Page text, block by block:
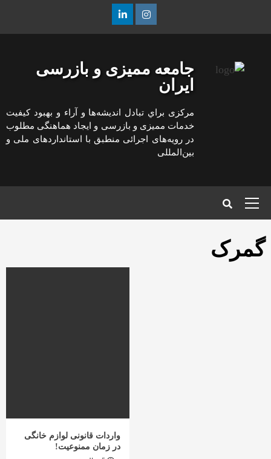
Instagram
Linkedin
جامعه ممیزی و بازرسی
ایران
مركزی براي تبادل انديشه‌ها و آراء و بهبود كيفيت
خدمات مميزی و بازرسی و ايجاد هماهنگی مطلوب
در رويه‌های اجرائی منطبق با استانداردهای ملی و
بين‌المللی
گمرک
واردات قانونی لوازم خانگی
در زمان ممنوعیت!